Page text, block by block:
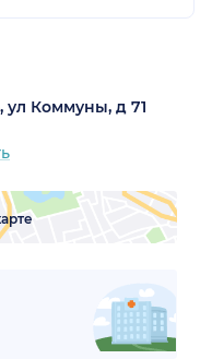
ул Коммуны, д 71